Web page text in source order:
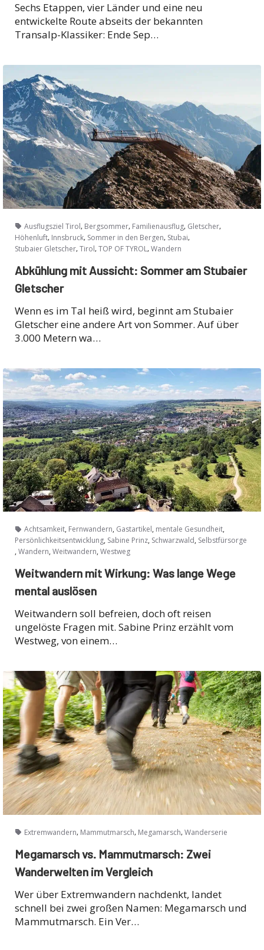
Sechs Etappen, vier Länder und eine neu
entwickelte Route abseits der bekannten
Transalp-Klassiker: Ende Sep…
Ausflugsziel Tirol, Bergsommer, Familienausflug, Gletscher,
Höhenluft, Innsbruck, Sommer in den Bergen, Stubai,
Stubaier Gletscher, Tirol, TOP OF TYROL, Wandern
Abkühlung mit Aussicht: Sommer am Stubaier
Gletscher
Wenn es im Tal heiß wird, beginnt am Stubaier
Gletscher eine andere Art von Sommer. Auf über
3.000 Metern wa…
Achtsamkeit, Fernwandern, Gastartikel, mentale Gesundheit,
Persönlichkeitsentwicklung, Sabine Prinz, Schwarzwald, Selbstfürsorge
, Wandern, Weitwandern, Westweg
Weitwandern mit Wirkung: Was lange Wege
mental auslösen
Weitwandern soll befreien, doch oft reisen
ungelöste Fragen mit. Sabine Prinz erzählt vom
Westweg, von einem…
Extremwandern, Mammutmarsch, Megamarsch, Wanderserie
Megamarsch vs. Mammutmarsch: Zwei
Wanderwelten im Vergleich
Wer über Extremwandern nachdenkt, landet
schnell bei zwei großen Namen: Megamarsch und
Mammutmarsch. Ein Ver…